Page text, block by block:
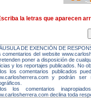
la letras que aparecen
DE EXENCIÓN DE
comentarios del website
poner a disposición de
y los reportajes publicados. No
los comentarios publicados
y podrán
los comentarios
declina toda